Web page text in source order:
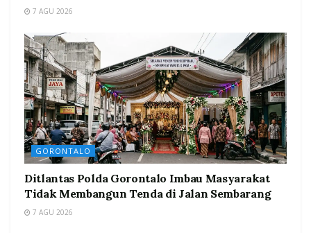
7 AGU 2026
GORONTALO
Ditlantas Polda Gorontalo Imbau Masyarakat
Tidak Membangun Tenda di Jalan Sembarang
7 AGU 2026